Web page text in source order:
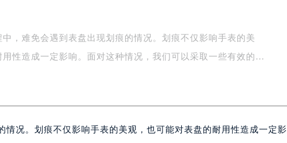
，难免会遇到表盘出现划痕的情况。划痕不仅影响手表的美
用性造成一定影响。面对这种情况，我们可以采取一些有效的…
况。划痕不仅影响手表的美观，也可能对表盘的耐用性造成一定影